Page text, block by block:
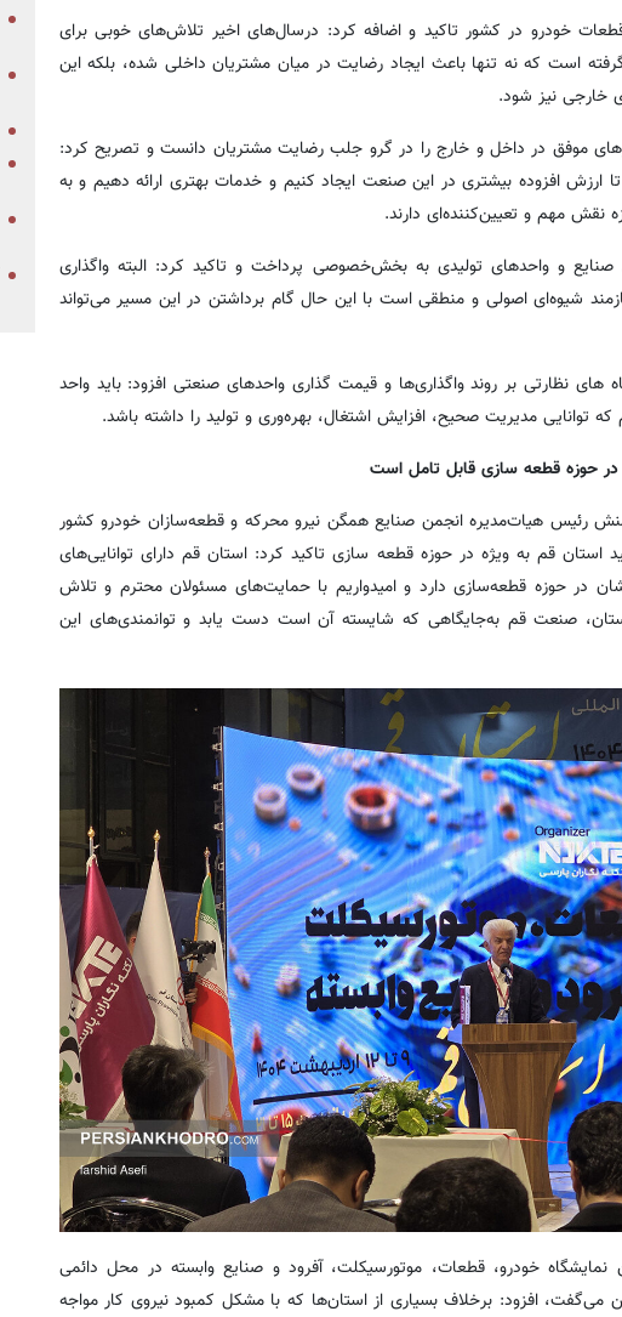
خودرو در کشور تاکید و اضافه کرد: درسال‌های اخیر تلاش‌های خوبی برای
است که نه تنها باعث ایجاد رضایت در میان مشتریان داخلی شده، بلکه این
خارجی نیز شود.
موفق در داخل و خارج را در گرو جلب رضایت مشتریان دانست و تصریح کرد:
افزوده بیشتری در این صنعت ایجاد کنیم و خدمات بهتری ارائه دهیم و به
نقش مهم و تعیین‌کننده‌ای دارند.
و واحدهای تولیدی به بخش‌خصوصی پرداخت و تاکید کرد: البته واگذاری
شیوه‌ای اصولی و منطقی است با این حال گام برداشتن در این مسیر می‌تواند
های نظارتی بر روند واگذاری‌ها و قیمت گذاری واحدهای صنعتی افزود: باید واحد
توانایی مدیریت صحیح، افزایش اشتغال، بهره‌وری و تولید را داشته باشد.
حوزه قطعه سازی قابل تامل است
رئیس هیات‌مدیره انجمن صنایع همگن نیرو محرکه و قطعه‌سازان خودرو کشور
استان قم به ویژه در حوزه قطعه سازی تاکید کرد: استان قم دارای توانایی‌های
در حوزه قطعه‌سازی دارد و امیدواریم با حمایت‌های مسئولان محترم و تلاش
صنعت قم به‌جایگاهی که شایسته آن است دست یابد و توانمندی‌های این
خودرو، قطعات، موتورسیکلت، آفرود و صنایع وابسته در محل دائمی
افزود: برخلاف بسیاری از استان‌ها که با مشکل کمبود نیروی کار مواجه